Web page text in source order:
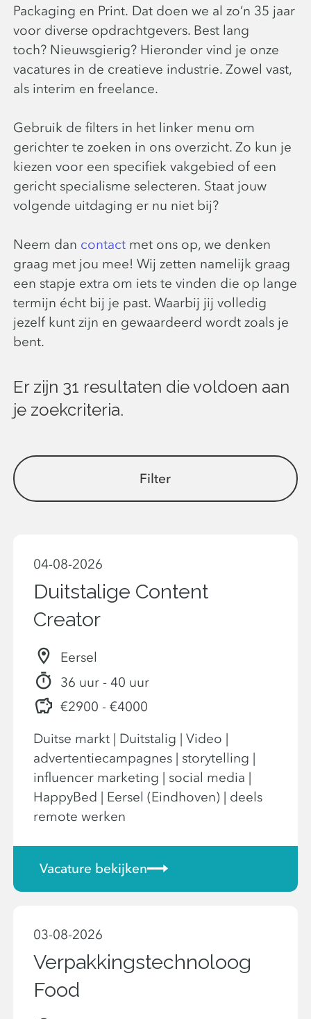
Packaging en Print. Dat doen we al zo’n 35 jaar
voor diverse opdrachtgevers. Best lang
toch? Nieuwsgierig? Hieronder vind je onze
vacatures in de creatieve industrie. Zowel vast,
als interim en freelance.
Gebruik de filters in het linker menu om
gerichter te zoeken in ons overzicht. Zo kun je
kiezen voor een specifiek vakgebied of een
gericht specialisme selecteren. Staat jouw
volgende uitdaging er nu niet bij?
Neem dan contact met ons op, we denken
graag met jou mee! Wij zetten namelijk graag
een stapje extra om iets te vinden die op lange
termijn écht bij je past. Waarbij jij volledig
jezelf kunt zijn en gewaardeerd wordt zoals je
bent.
Er zijn 31 resultaten die voldoen aan
je zoekcriteria.
Filter
04-08-2026
Duitstalige Content
Creator
Eersel
36 uur - 40 uur
€2900 - €4000
Duitse markt | Duitstalig | Video |
advertentiecampagnes | storytelling |
influencer marketing | social media |
HappyBed | Eersel (Eindhoven) | deels
remote werken
Vacature bekijken
03-08-2026
Verpakkingstechnoloog
Food